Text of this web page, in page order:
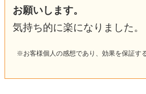
お願いします。
気持ち的に楽になりました。
※お客様個人の感想であり、効果を保証す